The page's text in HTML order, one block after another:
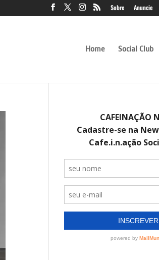
Sobre Anuncie
Home Social Club